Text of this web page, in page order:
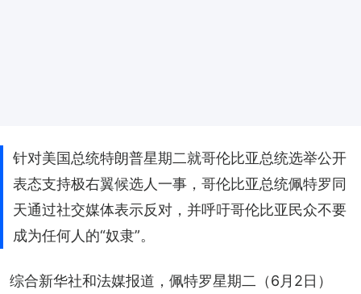
针对美国总统特朗普星期二就哥伦比亚总统选举公开
表态支持极右翼候选人一事，哥伦比亚总统佩特罗同
天通过社交媒体表示反对，并呼吁哥伦比亚民众不要
成为任何人的“奴隶”。
综合新华社和法媒报道，佩特罗星期二（6月2日）